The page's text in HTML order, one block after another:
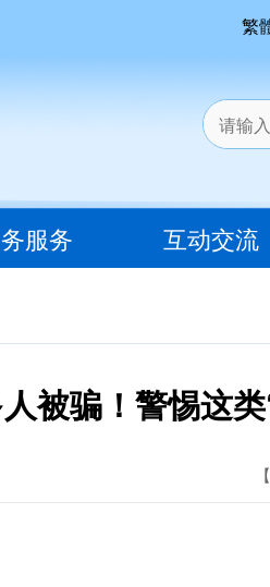
繁
服务 互动交流
被骗！警惕这